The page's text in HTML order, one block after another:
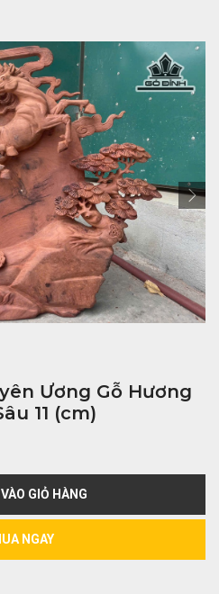
Ương Gỗ Hương
11 (cm)
GIỎ HÀNG
NGAY